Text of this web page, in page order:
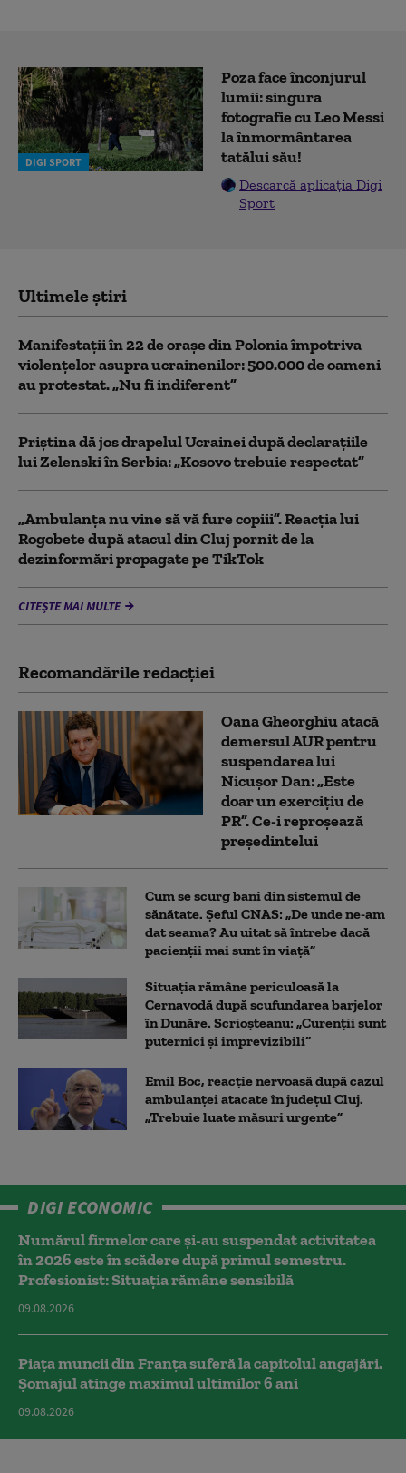
DIGI SPORT
Poza face înconjurul
lumii: singura
fotografie cu Leo Messi
la înmormântarea
tatălui său!
Descarcă aplicația Digi
Sport
Ultimele știri
Manifestații în 22 de orașe din Polonia împotriva
violențelor asupra ucrainenilor: 500.000 de oameni
au protestat. „Nu fi indiferent”
Priștina dă jos drapelul Ucrainei după declarațiile
lui Zelenski în Serbia: „Kosovo trebuie respectat”
„Ambulanța nu vine să vă fure copiii”. Reacția lui
Rogobete după atacul din Cluj pornit de la
dezinformări propagate pe TikTok
CITEȘTE MAI MULTE
Recomandările redacţiei
Oana Gheorghiu atacă
demersul AUR pentru
suspendarea lui
Nicușor Dan: „Este
doar un exercițiu de
PR”. Ce-i reproșează
președintelui
Cum se scurg bani din sistemul de
sănătate. Șeful CNAS: „De unde ne-am
dat seama? Au uitat să întrebe dacă
pacienții mai sunt în viață”
Situația rămâne periculoasă la
Cernavodă după scufundarea barjelor
în Dunăre. Scrioșteanu: „Curenții sunt
puternici și imprevizibili”
Emil Boc, reacție nervoasă după cazul
ambulanței atacate în județul Cluj.
„Trebuie luate măsuri urgente”
DIGI ECONOMIC
Numărul firmelor care și-au suspendat activitatea
în 2026 este în scădere după primul semestru.
Profesionist: Situația rămâne sensibilă
09.08.2026
Piața muncii din Franța suferă la capitolul angajări.
Șomajul atinge maximul ultimilor 6 ani
09.08.2026